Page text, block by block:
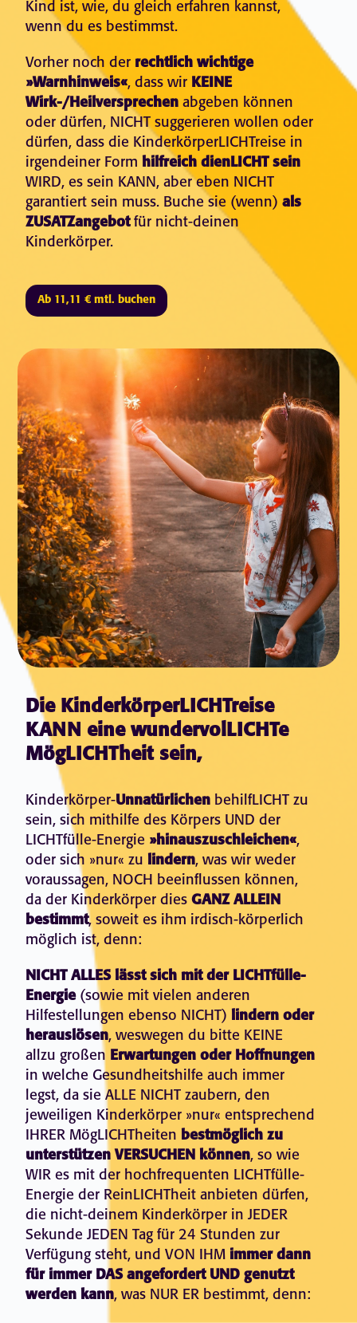
Kind ist, wie, du gleich erfahren kannst,
wenn du es bestimmst.
Vorher noch der rechtlich wichtige
»Warnhinweis«, dass wir KEINE
Wirk-/Heilversprechen abgeben können
oder dürfen, NICHT suggerieren wollen oder
dürfen, dass die KinderkörperLICHTreise in
irgendeiner Form hilfreich dienLICHT sein
WIRD, es sein KANN, aber eben NICHT
garantiert sein muss. Buche sie (wenn)als
ZUSATZangebotfür nicht-deinen
Kinderkörper.
Ab 11,11 € mtl. buchen
Die KinderkörperLICHTreise
KANN eine wundervolLICHTe
MögLICHTheit sein,
Kinderkörper-Unnatürlichen behilfLICHT zu
sein, sich mithilfe des Körpers UND der
LICHTfülle-Energie »hinauszuschleichen«,
oder sich »nur« zu lindern, was wir weder
voraussagen, NOCH beeinflussen können,
da der Kinderkörper diesGANZ ALLEIN
bestimmt, soweit es ihm irdisch-körperlich
möglich ist, denn:
NICHT ALLES lässt sich mit der LICHTfülle-
Energie(sowie mit vielen anderen
Hilfestellungen ebenso NICHT) lindern oder
herauslösen, weswegen du bitte KEINE
allzu großen
Erwartungen oder Hoffnungen
in welche Gesundheitshilfe auch immer
legst, da sie ALLE NICHT zaubern, den
jeweiligen Kinderkörper »nur« entsprechend
IHRER MögLICHTheiten bestmöglich zu
unterstützen VERSUCHEN können, so wie
WIR es mit der hochfrequenten LICHTfülle-
Energie der ReinLICHTheit anbieten dürfen,
die nicht-deinem Kinderkörper in JEDER
Sekunde JEDEN Tag für 24 Stunden zur
Verfügung steht, und VON IHM immer dann
für immer DAS angefordert UND genutzt
werden kann, was NUR ER bestimmt, denn: